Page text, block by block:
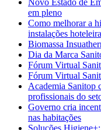
em pleno
Como melhorar a
instalações
Biomassa
Dia da Marca
Fórum Virtual
Fórum Virtual
Academia Sanitop
profissionais do
Governo cria
nas habitações
Soluções